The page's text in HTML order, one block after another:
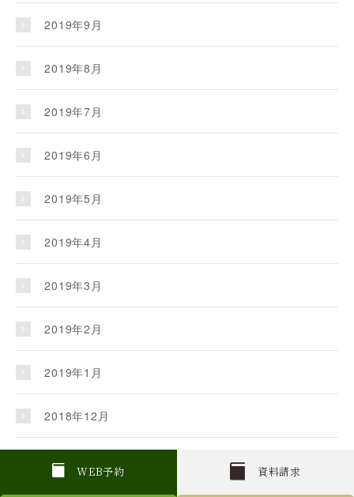
W EB予約 資料請求
2019年9月
2019年8月
2019年7月
2019年6月
2019年5月
2019年4月
2019年3月
2019年2月
2019年1月
2018年12月
2018年11月